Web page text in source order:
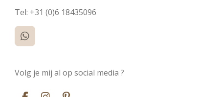
Tel: +31 (0)6 18435096
W
h
t
s
Volg je mij al op social media ?